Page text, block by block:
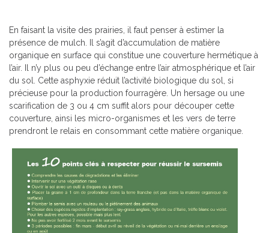
En faisant la visite des prairies, il faut penser à estimer la
présence de mulch. Il s’agit d’accumulation de matière
organique en surface qui constitue une couverture hermétique à
l’air. Il n’y plus ou peu d’échange entre l’air atmosphérique et l’air
du sol. Cette asphyxie réduit l’activité biologique du sol, si
précieuse pour la production fourragère. Un hersage ou une
scarification de 3 ou 4 cm suffit alors pour découper cette
couverture, ainsi les micro-organismes et les vers de terre
prendront le relais en consommant cette matière organique.